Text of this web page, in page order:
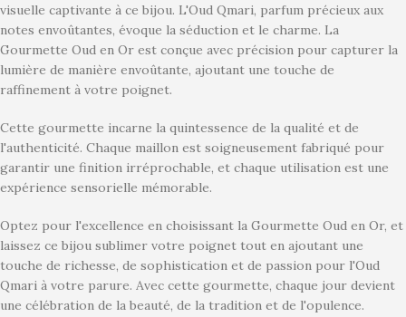
visuelle captivante à ce bijou. L'Oud Qmari, parfum précieux aux
notes envoûtantes, évoque la séduction et le charme. La
Gourmette Oud en Or est conçue avec précision pour capturer la
lumière de manière envoûtante, ajoutant une touche de
raffinement à votre poignet.
Cette gourmette incarne la quintessence de la qualité et de
l'authenticité. Chaque maillon est soigneusement fabriqué pour
garantir une finition irréprochable, et chaque utilisation est une
expérience sensorielle mémorable.
Optez pour l'excellence en choisissant la Gourmette Oud en Or, et
laissez ce bijou sublimer votre poignet tout en ajoutant une
touche de richesse, de sophistication et de passion pour l'Oud
Qmari à votre parure. Avec cette gourmette, chaque jour devient
une célébration de la beauté, de la tradition et de l'opulence.